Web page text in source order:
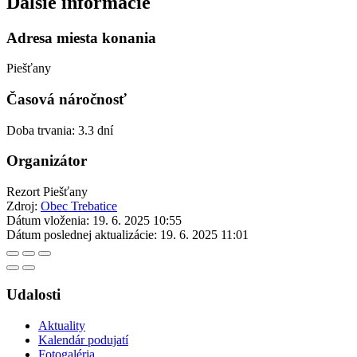
Adresa miesta konania
Piešťany
Časová náročnosť
Doba trvania: 3.3 dní
Organizátor
Rezort Piešťany
Zdroj: Obec Trebatice
Dátum vloženia: 19. 6. 2025 10:55
Dátum poslednej aktualizácie: 19. 6. 2025 11:01
Udalosti
Aktuality
Kalendár podujatí
Fotogaléria